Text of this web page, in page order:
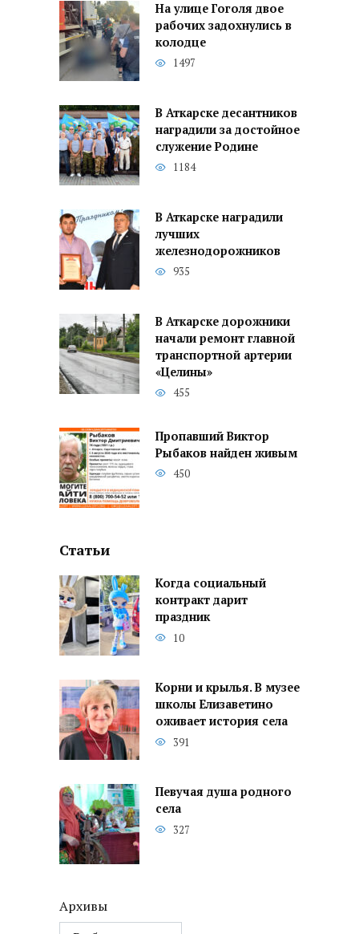
На улице Гоголя двое
рабочих задохнулись в
колодце
1497
В Аткарске десантников
наградили за достойное
служение Родине
1184
В Аткарске наградили
лучших
железнодорожников
935
В Аткарске дорожники
начали ремонт главной
транспортной артерии
«Целины»
455
Пропавший Виктор
Рыбаков найден живым
450
Статьи
Когда социальный
контракт дарит
праздник
10
Корни и крылья. В музее
школы Елизаветино
оживает история села
391
Певучая душа родного
села
327
Архивы